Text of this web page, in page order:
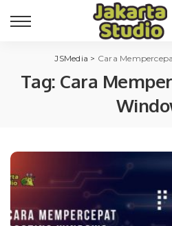
JSMedia > Cara
Tag: Cara